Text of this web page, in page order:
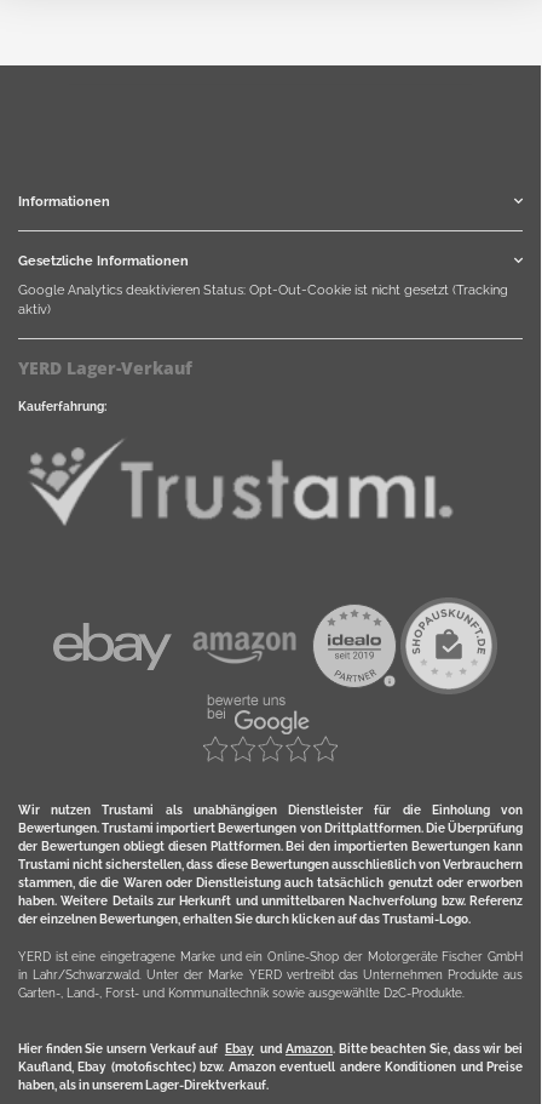
Informationen
Gesetzliche Informationen
Google Analytics deaktivieren Status: Opt-Out-Cookie ist nicht gesetzt (Tracking
aktiv)
YERD Lager-Verkauf
Kauferfahrung:
Wir nutzen Trustami als unabhängigen Dienstleister für die Einholung von
Bewertungen. Trustami importiert Bewertungen von Drittplattformen. Die Überprüfung
der Bewertungen obliegt diesen Plattformen. Bei den importierten Bewertungen kann
Trustami nicht sicherstellen, dass diese Bewertungen ausschließlich von Verbrauchern
stammen, die die Waren oder Dienstleistung auch tatsächlich genutzt oder erworben
haben. Weitere Details zur Herkunft und unmittelbaren Nachverfolung bzw. Referenz
der einzelnen Bewertungen, erhalten Sie durch klicken auf das Trustami-Logo.
YERD ist eine eingetragene Marke und ein Online-Shop der Motorgeräte Fischer GmbH
in Lahr/Schwarzwald. Unter der Marke YERD vertreibt das Unternehmen Produkte aus
Garten-, Land-, Forst- und Kommunaltechnik sowie ausgewählte D2C-Produkte.
Hier finden Sie unsern Verkauf auf Ebayund Amazon. Bitte beachten Sie, dass wir bei
Kaufland, Ebay (motofischtec) bzw. Amazon eventuell andere Konditionen und Preise
haben, als in unserem Lager-Direktverkauf.